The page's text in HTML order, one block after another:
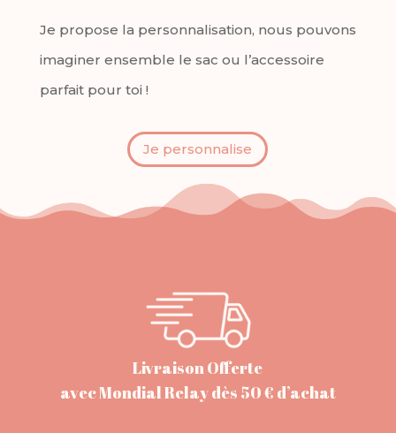
Je propose la personnalisation, nous pouvons
imaginer ensemble le sac ou l’accessoire
parfait pour toi !
Je personnalise
Livraison Offerte
avec Mondial Relay dès 50 € d’achat